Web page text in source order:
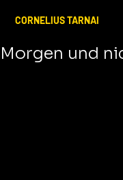
CORNELIUS TARNAI
Morgen und